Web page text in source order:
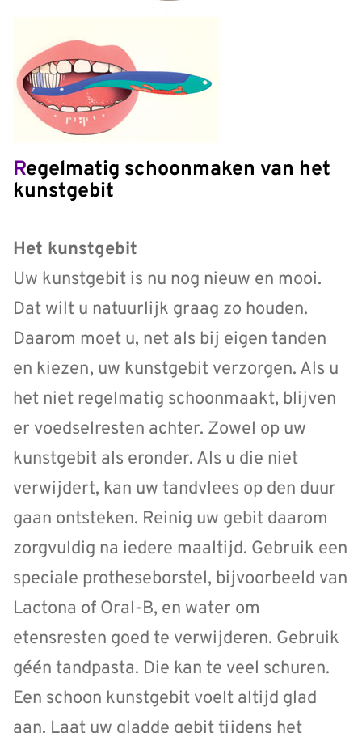
Regelmatig schoonmaken van het
kunstgebit
Het kunstgebit
Uw kunstgebit is nu nog nieuw en mooi.
Dat wilt u natuurlijk graag zo houden.
Daarom moet u, net als bij eigen tanden
en kiezen, uw kunstgebit verzorgen. Als u
het niet regelmatig schoonmaakt, blijven
er voedselresten achter. Zowel op uw
kunstgebit als eronder. Als u die niet
verwijdert, kan uw tandvlees op den duur
gaan ontsteken. Reinig uw gebit daarom
zorgvuldig na iedere maaltijd. Gebruik een
speciale protheseborstel, bijvoorbeeld van
Lactona of Oral-B, en water om
etensresten goed te verwijderen. Gebruik
géén tandpasta. Die kan te veel schuren.
Een schoon kunstgebit voelt altijd glad